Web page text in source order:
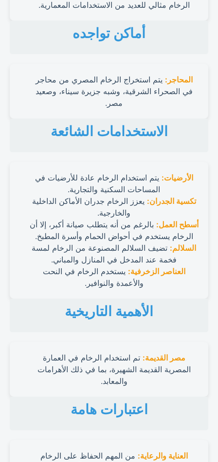
الرخام مثالي للعديد من الاستخدامات المعمارية.
أماكن تواجده
المحاجر: يتم استخراج الرخام المصري من محاجر
في الصحراء الشرقية، وشبه جزيرة سيناء، وصعيد
مصر.
الاستخدامات الشائعة
الأرضيات: يتم استخدام الرخام عادة للأرضيات في
المساحات السكنية والتجارية.
تكسية الجدران: يعزز الرخام جدران الأماكن الداخلية
والخارجية.
أسطح العمل: بالرغم من أنه يتطلب صيانة أكبر، إلا أن
الرخام يستخدم في أحواض الحمام وأسرة المطبخ.
السلالم: تضيف السلالم المصنوعة من الرخام لمسة
فخمة عند المدخل في المنازل والمباني.
العناصر الزخرفية: يستخدم الرخام في النحت
والأعمدة والنوافير.
الأهمية التاريخية
مصر القديمة: تم استخدام الرخام في العمارة
المصرية القديمة الشهيرة، بما في ذلك الأهرامات
والمعابد.
اعتبارات هامة
العناية والرعاية: من المهم الحفاظ على الرخام